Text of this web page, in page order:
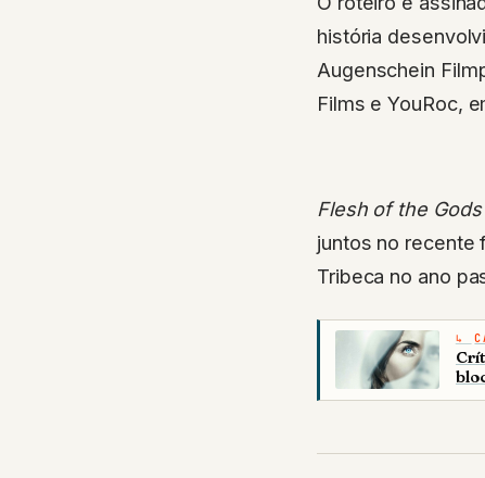
história
Augenschein
Films e YouRoc,
juntos no
Tribeca no ano